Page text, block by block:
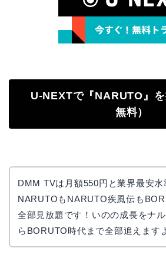
U-NEXTで『NARUTO』
無料）
DMM TVは月額550円と業界最安水
NARUTOもNARUTO疾風伝も
全部見放題です！いのの成長をナ
らBORUTO時代まで全部追えます